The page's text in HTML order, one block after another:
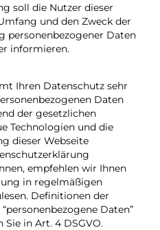
soll die Nutzer dieser
und den Zweck der
personenbezogener Daten
informieren.
Ihren Datenschutz sehr
Daten
der gesetzlichen
Technologien und die
dieser Webseite
empfehlen wir Ihnen
in regelmäßigen
Definitionen der
Daten”
Sie in Art. 4 DSGVO.